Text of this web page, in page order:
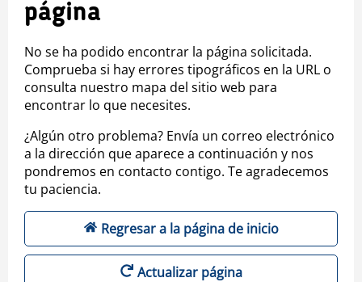
página
No se ha podido encontrar la página solicitada.
Comprueba si hay errores tipográficos en la URL o
consulta nuestro mapa del sitio web para
encontrar lo que necesites.
¿Algún otro problema? Envía un correo electrónico
a la dirección que aparece a continuación y nos
pondremos en contacto contigo. Te agradecemos
tu paciencia.
Regresar a la página de inicio
Actualizar página